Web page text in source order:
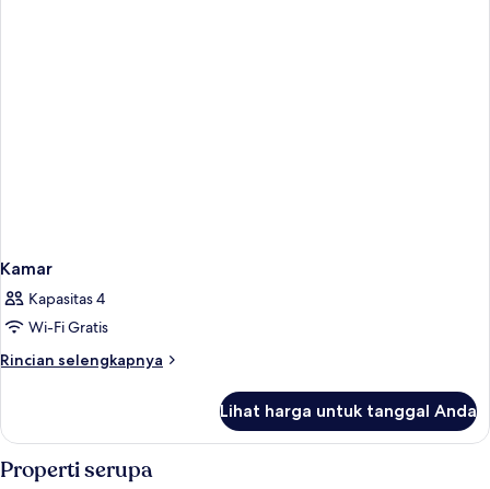
Kamar
Kapasitas 4
Wi-Fi Gratis
Rincian selengkapnya
Rincian
Kamar
Lihat harga untuk tanggal Anda
Properti serupa